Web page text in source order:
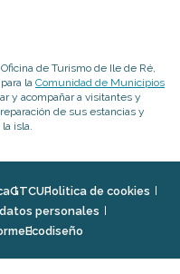
de Turismo de Ile de Ré,
la Comunidad de Municipios
y acompañar a visitantes y
de sus estancias y
isla.
GTCUPolitica de cookies
personales
Ecodiseño